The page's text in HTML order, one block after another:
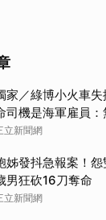
家／綠博小火車
司機是海軍雇員
立新聞網
姊發抖急報案！
男狂砍16刀奪命
立新聞網